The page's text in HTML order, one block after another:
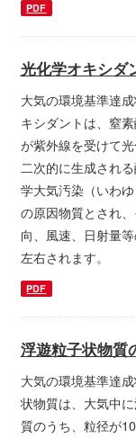
PDF
光化学オキシダ
大気の環境基準達
キシダントは、窒
が紫外線を受けて光
二次的に生成され
学大気汚染（いわゆ
の原因物質とされ
向、風速、日射量
左右されます。
PDF
浮遊粒子状物質
大気の環境基準達
状物質は、大気中
質のうち、粒径が